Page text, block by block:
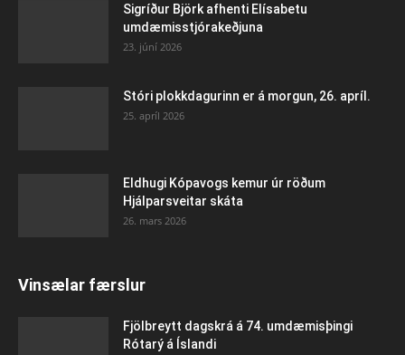
Sigríður Björk afhenti Elísabetu
umdæmisstjórakeðjuna
23. júní 2026
Stóri plokkdagurinn er á morgun, 26. apríl.
25. apríl 2026
Eldhugi Kópavogs kemur úr röðum
Hjálparsveitar skáta
26. mars 2026
Vinsælar færslur
Fjölbreytt dagskrá á 74. umdæmisþingi
Rótarý á Íslandi